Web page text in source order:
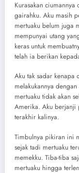
Kurasakan
gairahku. Aku masih
mertuaku belum juga
mempunyai utang
keras untuk
telah ia berikan
Aku tak sadar kenapa
melakukannya
mertuaku tidak akan
Amerika. Aku
terakhir kalinya.
Timbulnya pikiran ini
sejak tadi mertuaku
memekku. Tiba-tiba
mertuaku hingga